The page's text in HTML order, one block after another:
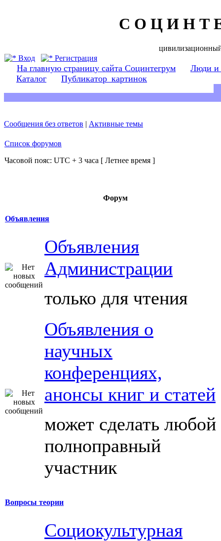
С О Ц И Н Т
Вход
Регистрация
На главную страницу сайта Социнтегрум
Люди и
Каталог
Публикатор_картинок
Сообщения без ответов | Активные темы
Список форумов
Часовой пояс: UTC + 3 часа [ Летнее время ]
Форум
Объявления
Объявления
Администрации
только для чтения
Объявления о
научных
конференциях,
анонсы книг и статей
может сделать любой
полноправный
участник
Вопросы теории
Социокультурная